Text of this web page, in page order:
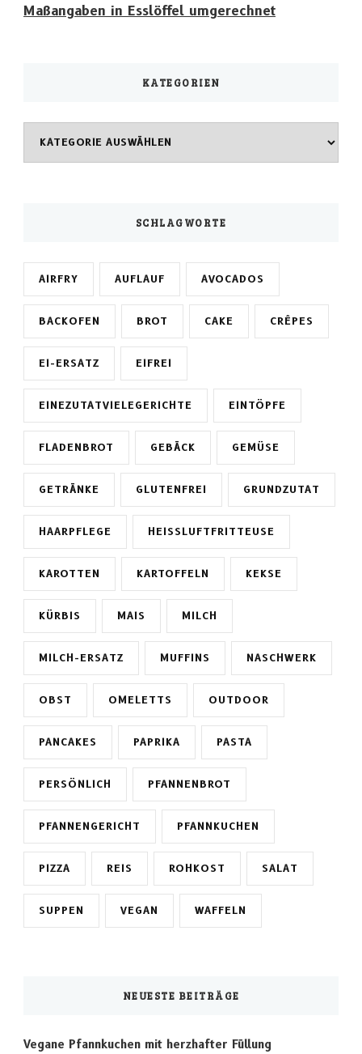
Maßangaben in Esslöffel umgerechnet
KATEGORIEN
SCHLAGWORTE
AIRFRY AUFLAUF AVOCADOS
BACKOFEN BROT CAKE CRÊPES
EI-ERSATZ EIFREI
EINEZUTATVIELEGERICHTE EINTÖPFE
FLADENBROT GEBÄCK GEMÜSE
GETRÄNKE GLUTENFREI GRUNDZUTAT
HAARPFLEGE HEISSLUFTFRITTEUSE
KAROTTEN KARTOFFELN KEKSE
KÜRBIS MAIS MILCH
MILCH-ERSATZ MUFFINS NASCHWERK
OBST OMELETTS OUTDOOR
PANCAKES PAPRIKA PASTA
PERSÖNLICH PFANNENBROT
PFANNENGERICHT PFANNKUCHEN
PIZZA REIS ROHKOST SALAT
SUPPEN VEGAN WAFFELN
NEUESTE BEITRÄGE
Vegane Pfannkuchen mit herzhafter Füllung